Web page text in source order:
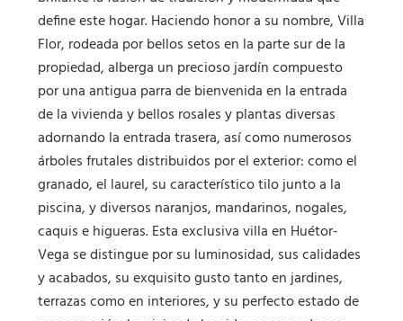
define este hogar. Haciendo honor a su nombre, Villa
Flor, rodeada por bellos setos en la parte sur de la
propiedad, alberga un precioso jardín compuesto
por una antigua parra de bienvenida en la entrada
de la vivienda y bellos rosales y plantas diversas
adornando la entrada trasera, así como numerosos
árboles frutales distribuidos por el exterior: como el
granado, el laurel, su característico tilo junto a la
piscina, y diversos naranjos, mandarinos, nogales,
caquis e higueras. Esta exclusiva villa en Huétor-
Vega se distingue por su luminosidad, sus calidades
y acabados, su exquisito gusto tanto en jardines,
terrazas como en interiores, y su perfecto estado de